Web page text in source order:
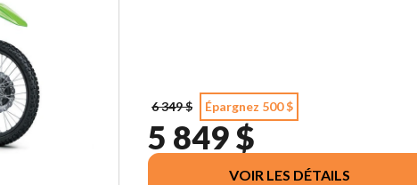
6 349 $ Épargnez 500 $
5 849 $
VOIR LES DÉTAILS